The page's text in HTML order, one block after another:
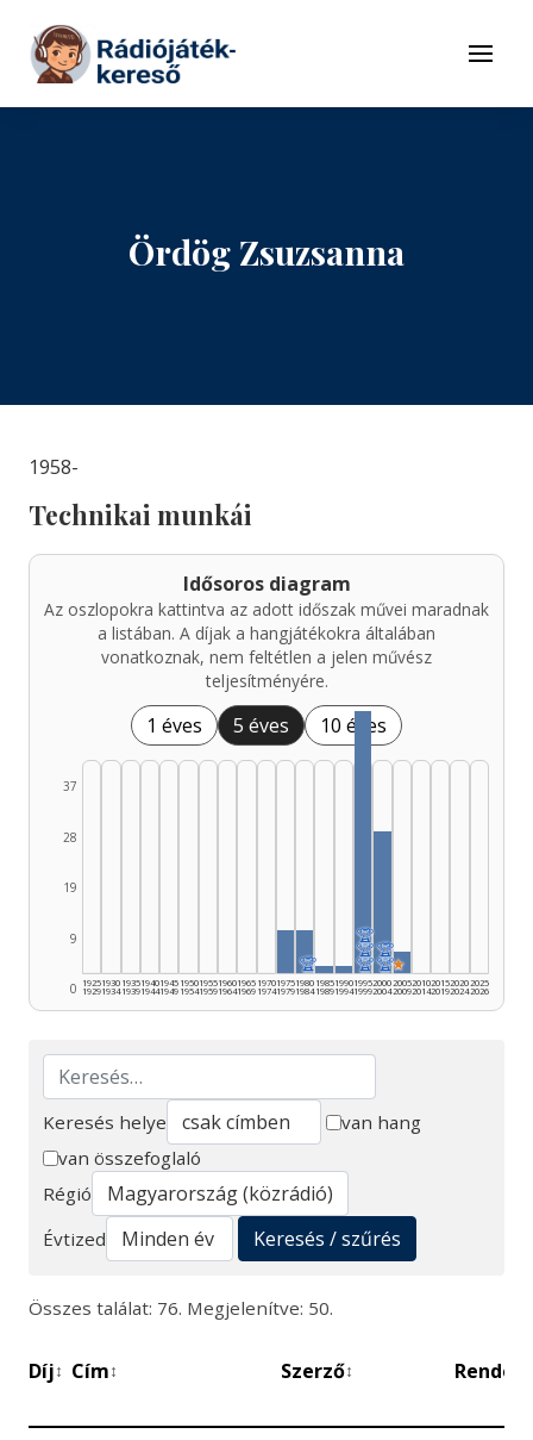
Tovább a tartalomhoz
Menü
Ördög Zsuzsanna
1958-
Technikai munkái
Idősoros diagram
Az oszlopokra kattintva az adott időszak művei maradnak
a listában. A díjak a hangjátékokra általában
vonatkoznak, nem feltétlen a jelen művész
teljesítményére.
1 éves 5 éves 10 éves
0
9
19
28
37
1925
1929
1930
1934
1935
1939
1940
1944
1945
1949
1950
1954
1955
1959
1960
1964
1965
1969
1970
1974
1975
1979
🏆
1980
1984
1985
1989
1990
1994
🏆
🏆
🏆
1995
1999
🏆
🏆
2000
2004
★
2005
2009
2010
2014
2015
2019
2020
2024
2025
2026
Keresés
Keresés helye
van hang
van összefoglaló
Régió
Évtized
Keresés / szűrés
Összes találat: 76. Megjelenítve: 50.
Díj↕ Cím↕ Szerző↕